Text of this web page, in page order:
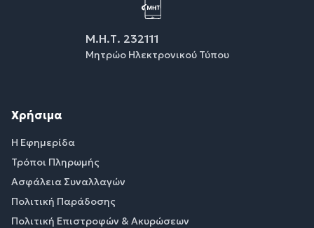
Μ.Η.Τ. 232111
Μητρώο Ηλεκτρονικού Τύπου
Χρήσιμα
Η Εφημερίδα
Τρόποι Πληρωμής
Ασφάλεια Συναλλαγών
Πολιτική Παράδοσης
Πολιτική Επιστροφών & Ακυρώσεων